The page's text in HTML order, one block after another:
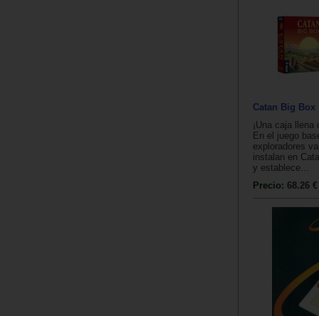
Catan Big Box
¡Una caja
En el juego
exploradores
instalan en
y establece...
Precio: 68.26 €